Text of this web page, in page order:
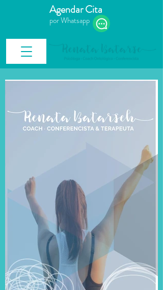
Agendar Cita
por Whatsapp